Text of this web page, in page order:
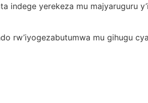
indege yerekeza mu majyaruguru
rw’iyogezabutumwa mu gihugu